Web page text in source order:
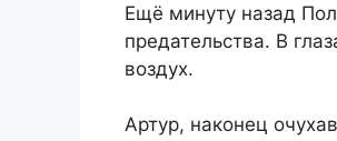
Ещё минуту назад
предательства. В
воздух.
Артур, наконец